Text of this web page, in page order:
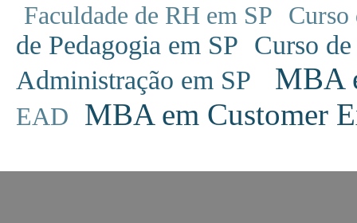
Faculdade de RH em SP Curso
de Pedagogia em SP Curso
Administração em SP
MBA
EAD MBA em Customer